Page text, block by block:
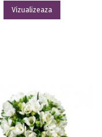
Vizualizeaza